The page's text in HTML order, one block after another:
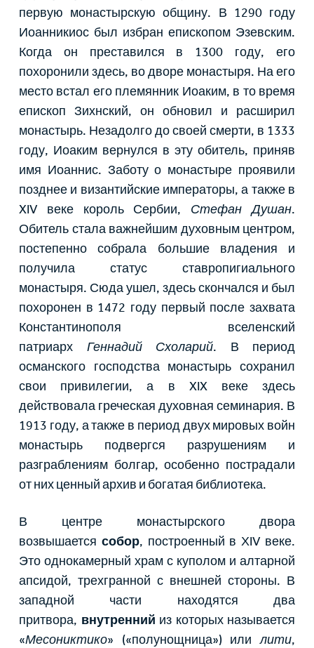
первую монастырскую общину. В 1290 году
Иоанникиос был избран епископом Эзевским.
Когда он преставился в 1300 году, его
похоронили здесь, во дворе монастыря. На его
место встал его племянник Иоаким, в то время
епископ Зихнский, он обновил и расширил
монастырь. Незадолго до своей смерти, в 1333
году, Иоаким вернулся в эту обитель, приняв
имя Иоаннис. Заботу о монастыре проявили
позднее и византийские императоры, а также в
XIV веке король Сербии, Стефан Душан.
Обитель стала важнейшим духовным центром,
постепенно собрала большие владения и
получила статус ставропигиального
монастыря. Сюда ушел, здесь скончался и был
похоронен в 1472 году первый после захвата
Константинополя вселенский
патриарх Геннадий Схоларий. В период
османского господства монастырь сохранил
свои привилегии, а в XIX веке здесь
действовала греческая духовная семинария. В
1913 году, а также в период двух мировых войн
монастырь подвергся разрушениям и
разграблениям болгар, особенно пострадали
от них ценный архив и богатая библиотека.
В центре монастырского двора
возвышается собор, построенный в ХIV веке.
Это однокамерный храм с куполом и алтарной
апсидой, трехгранной с внешней стороны. В
западной части находятся два
притвора, внутренний из которых называется
«Месониктико» («полунощница») илилити,